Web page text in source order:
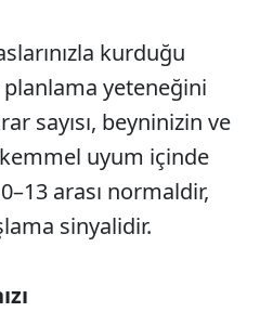
kurduğu
yeteneğini
sayısı, beyninizin ve
uyum içinde
arası normaldir,
sinyalidir.